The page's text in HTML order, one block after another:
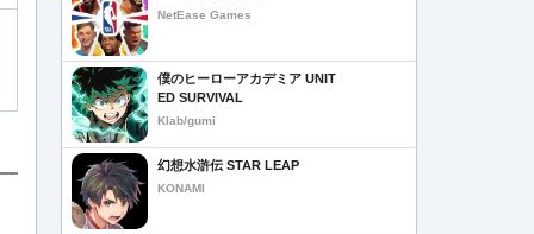
NetEase Games
僕のヒーローアカデミア UNIT
ED SURVIVAL
Klab/gumi
幻想水滸伝 STAR LEAP
KONAMI